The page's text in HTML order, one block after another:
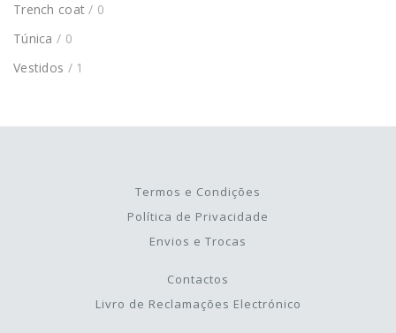
Trench coat / 0
Túnica / 0
Vestidos / 1
Termos e Condições
Política de Privacidade
Envios e Trocas
Contactos
Livro de Reclamações Electrónico